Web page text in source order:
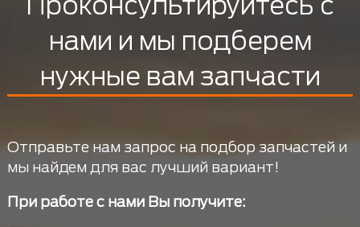
нами и мы подберем
нужные вам запчасти
Отправьте нам запрос на подбор запчастей и
мы найдем для вас лучший вариант!
При работе с нами Вы получите: